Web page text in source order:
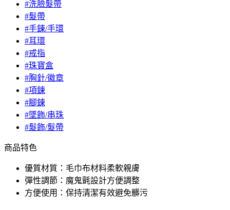
#洗臉髮帶
#髮帶
#手鍊/手環
#耳環
#戒指
#珠寶盒
#胸針/徽章
#項鍊
#腳鍊
#墜飾/串珠
#髮飾/髮帶
商品特色
優質材質：毛巾布材料柔軟親膚
彈性調節：魔鬼氈設計方便調整
方便使用：保持清潔有效避免髒污